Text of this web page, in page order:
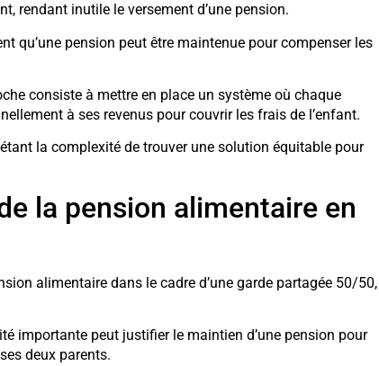
rendant inutile le versement d’une pension.
qu’une pension peut être maintenue pour compenser les
consiste à mettre en place un système où chaque
à ses revenus pour couvrir les frais de l’enfant.
la complexité de trouver une solution équitable pour
la pension alimentaire en
alimentaire dans le cadre d’une garde partagée 50/50,
importante peut justifier le maintien d’une pension pour
deux parents.